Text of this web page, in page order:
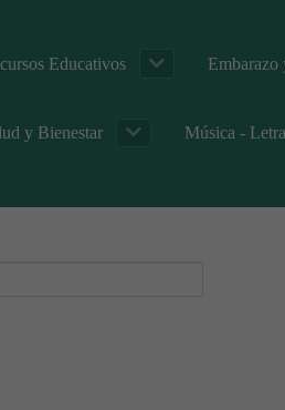
Educativos Embarazo
y Bienestar Música -